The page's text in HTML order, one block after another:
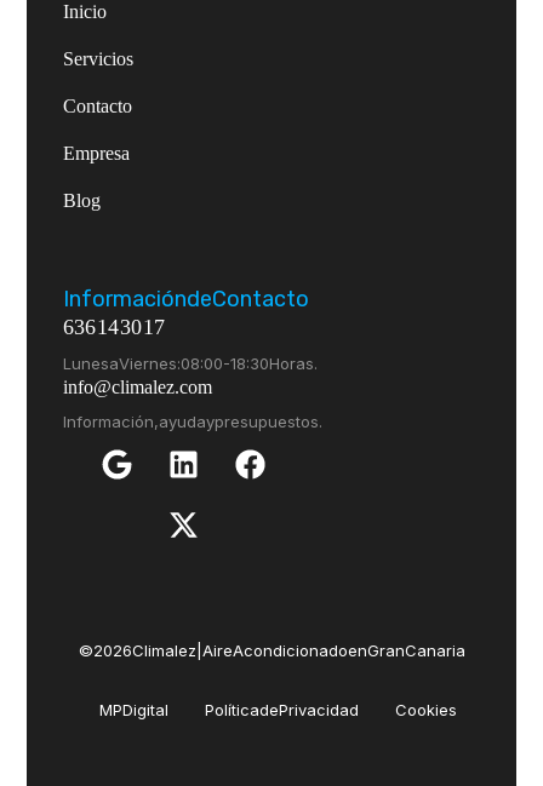
Inicio
Servicios
Contacto
Empresa
Blog
Información de Contacto
636 14 30 17
Lunes a Viernes: 08:00 - 18:30 Horas.
info@climalez.com
Información, ayuda y presupuestos.
© 2026 Climalez | Aire Acondicionado en Gran Canaria
MP Digital Política de Privacidad Cookies